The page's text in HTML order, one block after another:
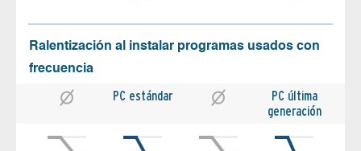
Ralentización al instalar programas usados con
frecuencia
PC estándar
PC última
generación